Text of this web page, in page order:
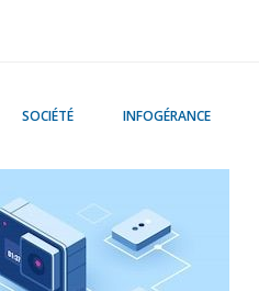
SOCIÉTÉ INFOGÉRANCE